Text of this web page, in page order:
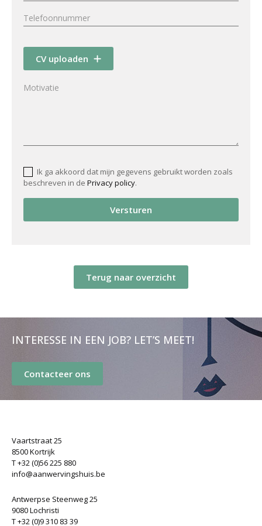
CV uploaden
Ik ga akkoord dat mijn gegevens gebruikt worden zoals
beschreven in de Privacy policy.
Versturen
Terug naar overzicht
INTERESSE IN EEN JOB? LET’S MEET!
Contacteer ons
Vaartstraat 25
8500 Kortrijk
T +32 (0)56 225 880
info@aanwervingshuis.be
Antwerpse Steenweg 25
9080 Lochristi
T +32 (0)9 310 83 39